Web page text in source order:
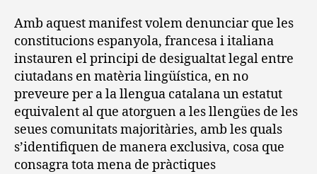
Amb aquest manifest volem denunciar que les
constitucions espanyola, francesa i italiana
instauren el principi de desigualtat legal entre
ciutadans en matèria lingüística, en no
preveure per a la llengua catalana un estatut
equivalent al que atorguen a les llengües de les
seues comunitats majoritàries, amb les quals
s’identifiquen de manera exclusiva, cosa que
consagra tota mena de pràctiques